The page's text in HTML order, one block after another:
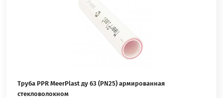
Труба PPR MeerPlast ду 63 (PN25) армированная
стекловолокном